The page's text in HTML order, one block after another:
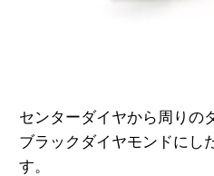
センターダイヤから周りの
ブラックダイヤモンドにし
す。